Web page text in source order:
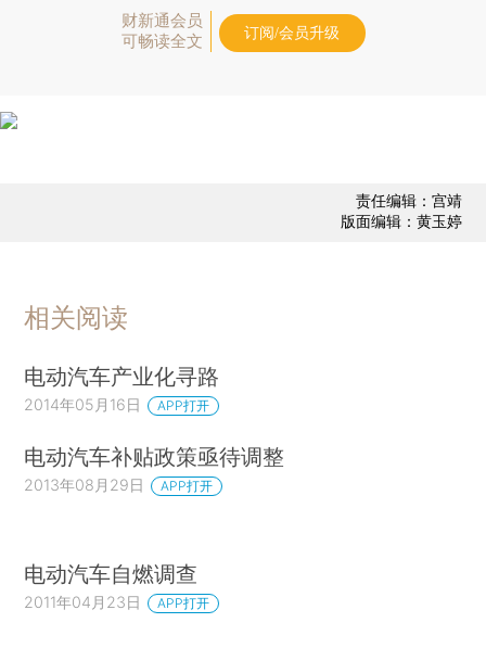
财新通会员
可畅读全文
订阅/会员升级
责任编辑：宫靖
版面编辑：黄玉婷
相关阅读
电动汽车产业化寻路
2014年05月16日 APP打开
电动汽车补贴政策亟待调整
2013年08月29日 APP打开
电动汽车自燃调查
2011年04月23日 APP打开